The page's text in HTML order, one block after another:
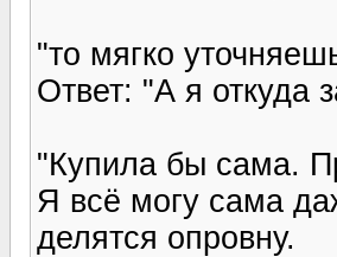
"то мягко
Ответ: "А я откуда
"Купила бы сама.
Я всё могу сама
делятся опровну.